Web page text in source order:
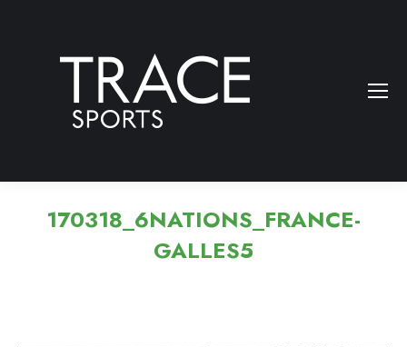
170318_6NATIONS_FRANCE-
GALLES5